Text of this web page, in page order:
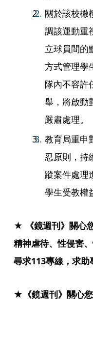
關於該校橄
調該運動重
立球員間的
方式管理學
隊內不容許
舉，將啟動
嚴肅處理。
教育局重申
忍原則，持
蹤案件處理
學生受教權
★ 《鏡週刊》關心
精神虐待、性侵害
尋求113專線，求助
★《鏡週刊》關心您